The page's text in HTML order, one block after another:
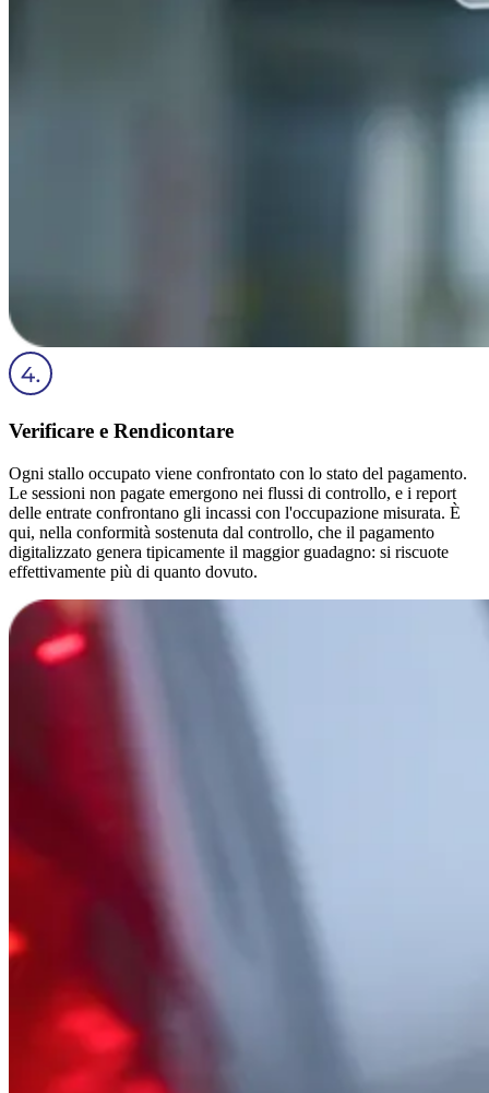
Verificare e Rendicontare
Ogni stallo occupato viene confrontato con lo stato del pagamento.
Le sessioni non pagate emergono nei flussi di controllo, e i report
delle entrate confrontano gli incassi con l'occupazione misurata. È
qui, nella conformità sostenuta dal controllo, che il pagamento
digitalizzato genera tipicamente il maggior guadagno: si riscuote
effettivamente più di quanto dovuto.